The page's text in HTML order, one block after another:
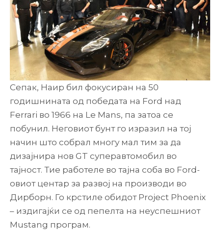
Сепак, Наир бил фокусиран на 50
годишнината од победата на Ford над
Ferrari во 1966 на Le Mans, па затоа се
побунил. Неговиот бунт го изразил на тој
начин што собрал многу мал тим за да
дизајнира нов GT суперавтомобил во
тајност. Тие работеле во тајна соба во Ford-
овиот центар за развој на производи во
Дирборн. Го крстиле обидот Project Phoenix
– издигајќи се од пепелта на неуспешниот
Mustang програм.